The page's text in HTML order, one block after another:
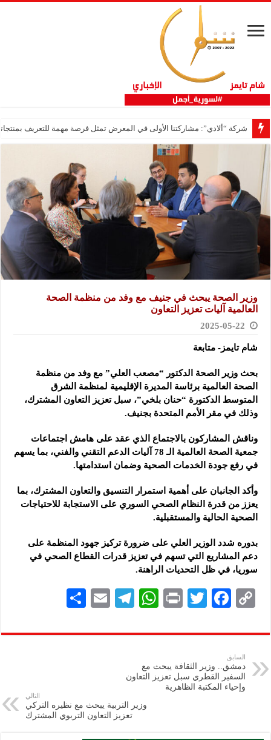
شركة “ألادي”: مشاركتنا الأولى في المعرض تمثل فرصة مهمة للتعريف
وزير الصحة يبحث في جنيف مع وفد من منظمة الصحة
العالمية آليات تعزيز التعاون
2025-05-22
شام تايمز- متابعة
بحث وزير الصحة الدكتور “مصعب العلي” مع وفد من منظمة
الصحة العالمية برئاسة المديرة الإقليمية لمنظمة الشرق
المتوسط الدكتورة “حنان بلخي”، سبل تعزيز التعاون المشترك،
وذلك في مقر الأمم المتحدة بجنيف.
وناقش المشاركون بالاجتماع الذي عقد على هامش اجتماعات
جمعية الصحة العالمية الـ 78 آليات الدعم التقني والفني، بما يسهم
في رفع جودة الخدمات الصحية وضمان استدامتها.
وأكد الجانبان على أهمية استمرار التنسيق والتعاون المشترك، بما
يعزز من قدرة النظام الصحي السوري على الاستجابة للاحتياجات
الصحية الحالية والمستقبلية.
بدوره شدد الوزير العلي على ضرورة تركيز جهود المنظمة على
دعم المشاريع التي تسهم في تعزيز قدرات القطاع الصحي في
سوريا، في ظل التحديات الراهنة.
C
p
y
Li
n
F
eb
k
T
tt
P
nt
W
at
A
p
Te
gr
E
ai
ar
السابق
دمشق.. وزير الثقافة يبحث مع
السفير القطري سبل تعزيز التعاون
وإحياء المكتبة الظاهرية
التالي
وزير التربية يبحث مع نظيره التركي
تعزيز التعاون التربوي المشترك